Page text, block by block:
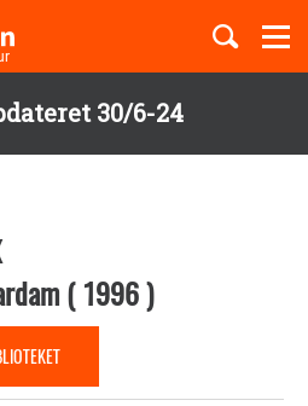
30/6-24
Børnebøger
Temaer
(1996)